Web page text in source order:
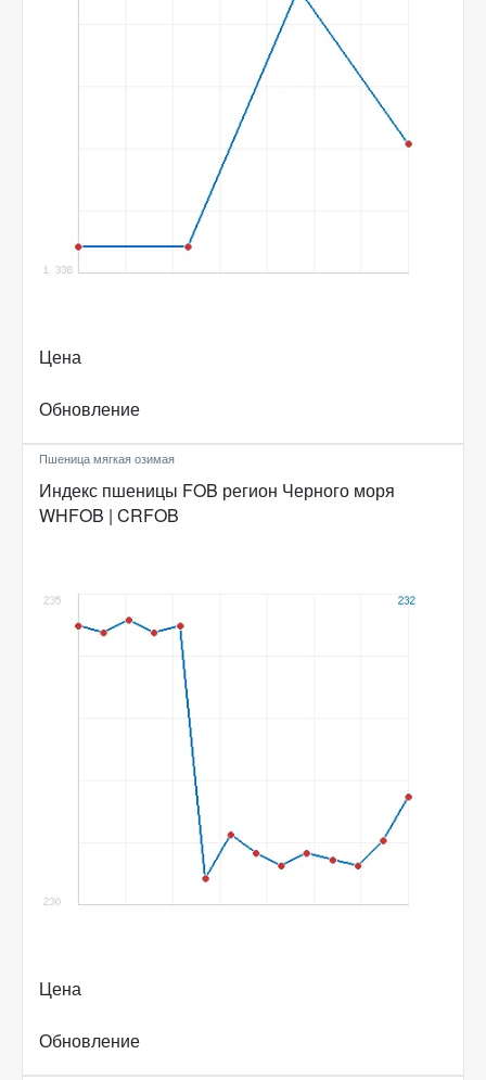
Цена
Обновление
Пшеница мягкая озимая
Индекс пшеницы FOB регион Черного моря
WHFOB | CRFOB
Цена
Обновление